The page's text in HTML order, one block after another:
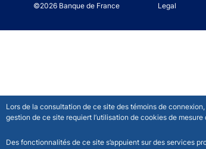
Lors de la consultation de ce site des témoins de
gestion de ce site requiert l’utilisation de cookies de
Des fonctionnalités de ce site s’appuient sur des services
©2026 Banque de France Footer
Legal